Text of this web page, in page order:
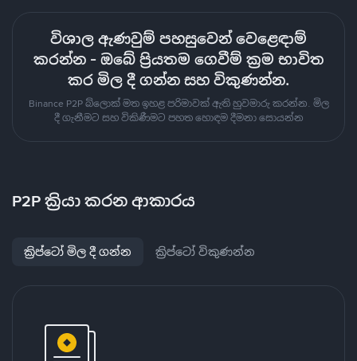
විශාල ඇණවුම් පහසුවෙන් වෙළෙඳාම්
කරන්න - ඔබේ ප්‍රියතම ගෙවීම් ක්‍රම භාවිත
කර මිල දී ගන්න සහ විකුණන්න.
Binance P2P බ්ලොක් මත ඉහළ පරිමාවක් ඇති හුවමාරු කරන්න. මිල
දී ගැනීමට සහ විකිණීමට පහත හොඳම දීමනා සොයන්න
P2P ක්‍රියා කරන ආකාරය
ක්‍රිප්ටෝ මිල දී ගන්න ක්‍රිප්ටෝ විකුණන්න